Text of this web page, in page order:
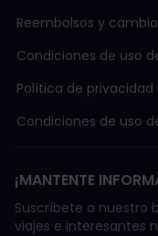
Reembolsos y
Condiciones de uso
Política de privacidad
Condiciones de uso
¡MANTENTE
Suscríbete a nuestro
viajes e interesantes